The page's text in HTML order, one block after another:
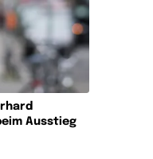
Ausstieg